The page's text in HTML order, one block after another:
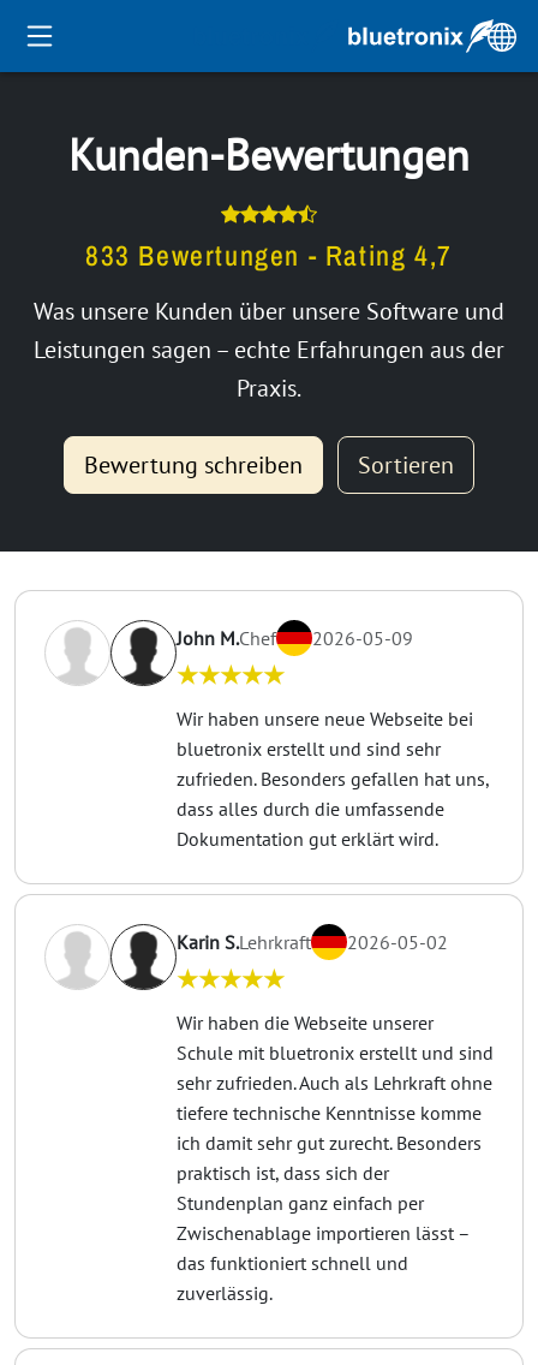
Kunden-Bewertungen
833 Bewertungen - Rating 4,7
Was unsere Kunden über unsere Software und
Leistungen sagen – echte Erfahrungen aus der
Praxis.
Bewertung schreiben Sortieren
John M.Chef 2026-05-09
★★★★★
Wir haben unsere neue Webseite bei
bluetronix erstellt und sind sehr
zufrieden. Besonders gefallen hat uns,
dass alles durch die umfassende
Dokumentation gut erklärt wird.
Karin S.Lehrkraft 2026-05-02
★★★★★
Wir haben die Webseite unserer
Schule mit bluetronix erstellt und sind
sehr zufrieden. Auch als Lehrkraft ohne
tiefere technische Kenntnisse komme
ich damit sehr gut zurecht. Besonders
praktisch ist, dass sich der
Stundenplan ganz einfach per
Zwischenablage importieren lässt –
das funktioniert schnell und
zuverlässig.